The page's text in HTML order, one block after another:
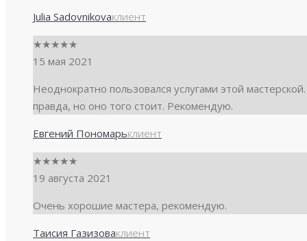
Julia Sadovnikovaклиент
★★★★★
15 мая 2021
Неоднократно пользовался услугами этой
правда, но оно того стоит. Рекомендую.
Евгений Пономарьклиент
★★★★★
19 августа 2021
Очень хорошие мастера, рекомендую.
Таисия Газизоваклиент